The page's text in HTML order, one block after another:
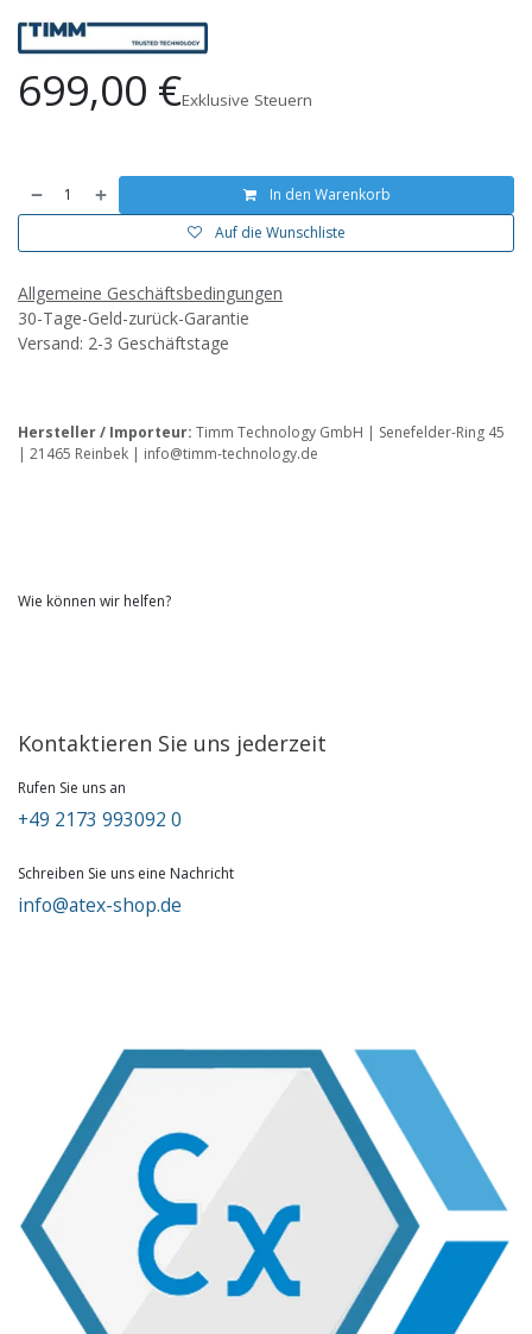
699,00 €Exklusive Steuern
In den Warenkorb
Auf die Wunschliste
Allgemeine Geschäftsbedingungen
30-Tage-Geld-zurück-Garantie
Versand: 2-3 Geschäftstage
Hersteller / Importeur: Timm Technology GmbH | Senefelder-Ring 45
| 21465 Reinbek | info@timm-technology.de
Wie können wir helfen?
Kontaktieren Sie uns jederzeit
Rufen Sie uns an
+49 2173 993092 0
Schreiben Sie uns eine Nachricht
info@atex-shop.de